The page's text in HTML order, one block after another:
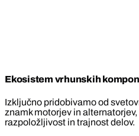
Ekosistem vrhunskih
Izključno pridobivamo od
znamk motorjev in
razpoložljivost in trajnost delov.